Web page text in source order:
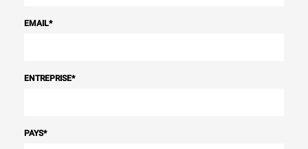
EMAIL*
ENTREPRISE*
PAYS*